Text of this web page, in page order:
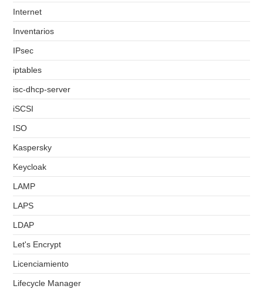
Internet
Inventarios
IPsec
iptables
isc-dhcp-server
iSCSI
ISO
Kaspersky
Keycloak
LAMP
LAPS
LDAP
Let's Encrypt
Licenciamiento
Lifecycle Manager